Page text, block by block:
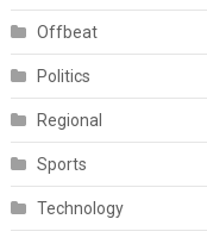
Offbeat
Politics
Regional
Sports
Technology